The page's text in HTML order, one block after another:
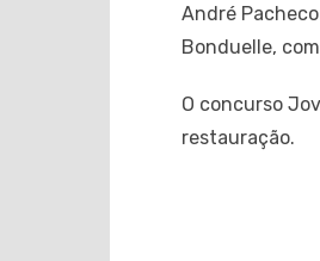
André
Bonduelle,
O concurso
restauração.